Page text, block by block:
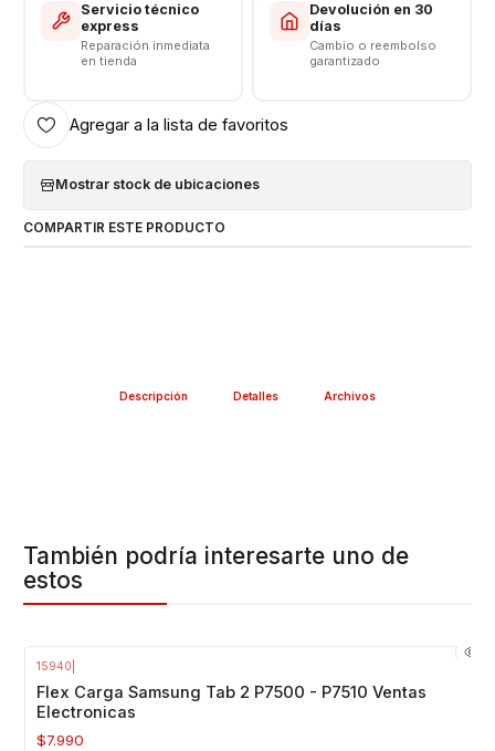
Servicio técnico
express
Reparación inmediata
en tienda
Devolución en 30
días
Cambio o reembolso
garantizado
Agregar a la lista de favoritos
Mostrar stock de ubicaciones
COMPARTIR ESTE PRODUCTO
Descripción Detalles Archivos
También podría interesarte uno de
estos
15940
Flex Carga Samsung Tab 2 P7500 - P7510 Ventas
Electronicas
$7.990